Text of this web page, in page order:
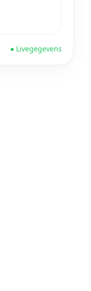
● Livegegevens